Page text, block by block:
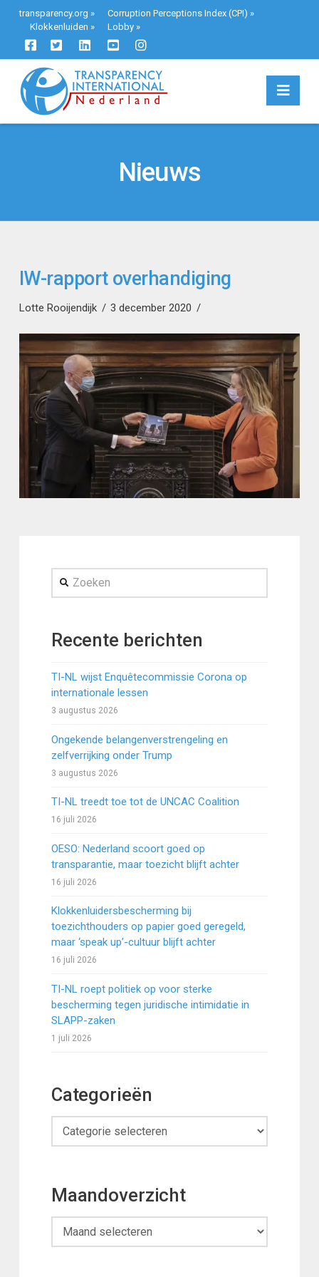
transparency.org » Corruption Perceptions Index (CPI) »
Klokkenluiden » Lobby»
Nieuws
IW-rapport overhandiging
Lotte Rooijendijk 3 december 2020
Zoeken
Recente berichten
TI-NL wijst Enquêtecommissie Corona op
internationale lessen
3 augustus 2026
Ongekende belangenverstrengeling en
zelfverrijking onder Trump
3 augustus 2026
TI-NL treedt toe tot de UNCAC Coalition
16 juli 2026
OESO: Nederland scoort goed op
transparantie, maar toezicht blijft achter
16 juli 2026
Klokkenluidersbescherming bij
toezichthouders op papier goed geregeld,
maar ‘speak up’-cultuur blijft achter
16 juli 2026
TI-NL roept politiek op voor sterke
bescherming tegen juridische intimidatie in
SLAPP-zaken
1 juli 2026
Categorieën
Categorieën
Maandoverzicht
Maandoverzicht